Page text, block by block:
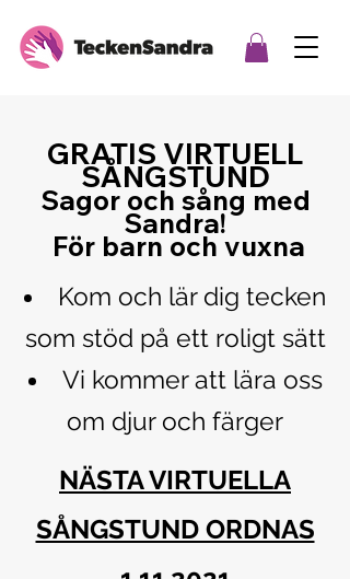
GRATIS VIRTUELL
SÅNGSTUND
Sagor och sång med
Sandra!
För barn och vuxna
Kom och lär dig tecken
som stöd på ett roligt sätt
Vi kommer att lära oss
om djur och färger
NÄSTA VIRTUELLA
SÅNGSTUND ORDNAS